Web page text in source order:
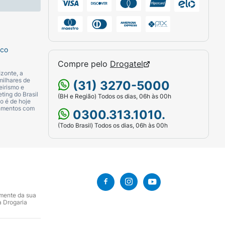
a
de
e
do Brasil
é de hoje
com
Compre pelo Drogatel
(31) 3270-5000
(BH e Região) Todos os dias, 06h às 00h
0300.313.1010.
(Todo Brasil) Todos os dias, 06h às 00h
da sua
Drogaria